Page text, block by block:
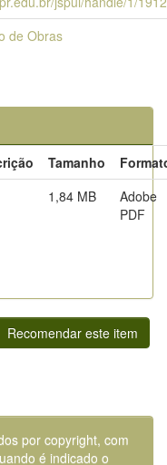
de Obras
Tamanho
1,84 MB
Adobe
PDF
Recomendar este item
por copyright, com
é indicado o